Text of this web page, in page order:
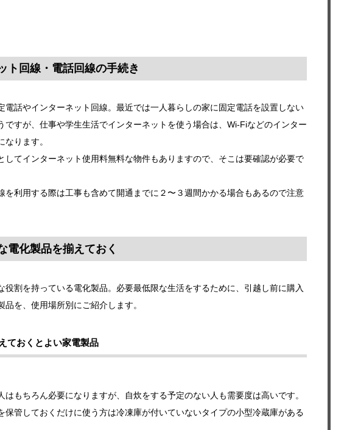
ト回線・電話回線の手続き
電話やインターネット回線。最近では一人暮らしの家に固定電話を設置しない
ですが、仕事や学生生活でインターネットを使う場合は、Wi-Fiなどのインター
なります。
してインターネット使用料無料な物件もありますので、そこは要確認が必要で
を利用する際は工事も含めて開通までに２〜３週間かかる場合もあるので注意
電化製品を揃えておく
役割を持っている電化製品。必要最低限な生活をするために、引越し前に購入
品を、使用場所別にご紹介します。
ておくとよい家電製品
はもちろん必要になりますが、自炊をする予定のない人も需要度は高いです。
保管しておくだけに使う方は冷凍庫が付いていないタイプの小型冷蔵庫がある